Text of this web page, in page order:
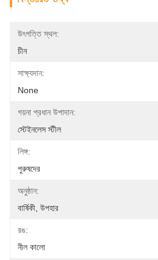
উৎপত্তি স্থল:
চীন
সাক্ষ্যদান:
None
গয়না প্রধান উপাদান:
স্টেইনলেস স্টীল
লিঙ্গ:
পুরুষদের
অনুষ্ঠান:
বার্ষিকী, উপহার
রঙ:
নীল কালো